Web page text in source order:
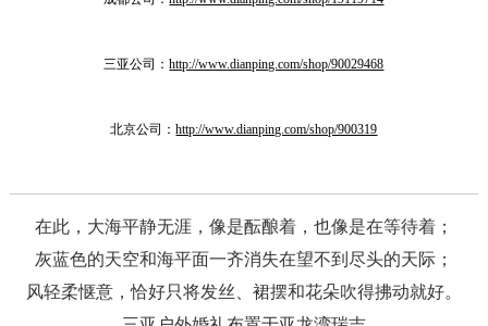
三亚公司：http://www.dianping.com/shop/90029468
北京公司：http://www.dianping.com/shop/900319
在此，大海平静无涯，像是酝酿着，也像是在等待着；
灰蓝色的天空和海平面一齐消失在望不到尽头的天际；
风轻柔惬意，恰好只将发丝、裙摆和花朵吹得拂动就好。